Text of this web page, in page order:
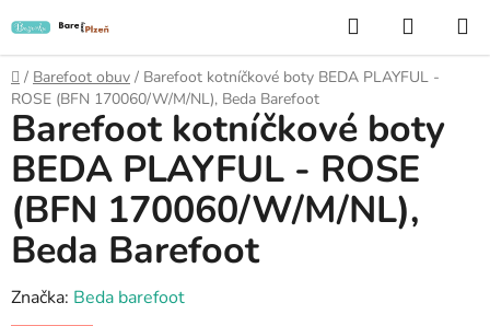
na
obsah
Hledat
KOŠÍK
Domů
/ Barefoot obuv / Barefoot kotníčkové boty BEDA PLAYFUL -
ROSE (BFN 170060/W/M/NL), Beda Barefoot
Barefoot kotníčkové boty
BEDA PLAYFUL - ROSE
(BFN 170060/W/M/NL),
Beda Barefoot
Značka: Beda barefoot